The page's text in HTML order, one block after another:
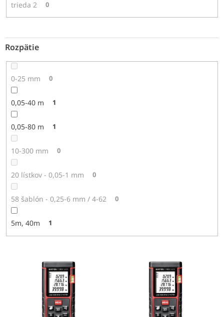
trieda 2 0
Rozpätie
0-25 mm 0
0,05-40 m 1
0,05-80 m 1
10-300 mm 0
20 lístkov - 0,05-1 mm 0
58 šablón - 0,25-6 mm / 4-62 0
5m, 40m 1